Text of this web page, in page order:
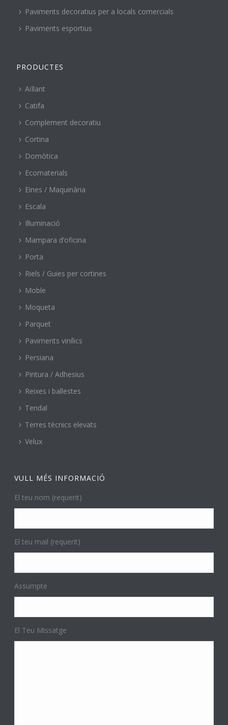
Paviments decoratius per a locals comercials
Paviments esportius
PRODUCTES
Aïllant
Catifa
Complement decoratiu
Cortina
Domòtica
Ecomaterials
Eines / Maquinària
Escala
Il·luminació
Mampara d’oficina
Porta
Riels / Guies per cortines
Moble
Moqueta
Parquet
Paviments vinílics
Persiana
Pintura / Adhesius
Reixes i ballestes
Tendal
Terres tècnics elevats
Velux
VULL MÉS INFORMACIÓ
El teu nom (requerit)
El teu mail (requerit)
Assumpte
El Teu Missatge